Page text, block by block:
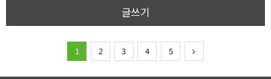
글쓰기
1 2 3 4 5